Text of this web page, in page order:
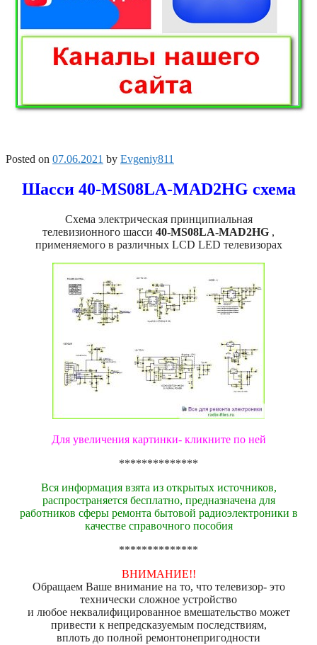
Posted on 07.06.2021 by Evgeniy811
Шасси 40-MS08LA-MAD2HG схема
Схема электрическая принципиальная
телевизионного шасси 40-MS08LA-MAD2HG ,
применяемого в различных LCD LED телевизорах
Для увеличения картинки- кликните по ней
**************
Вся информация взята из открытых источников,
распространяется бесплатно, предназначена для
работников сферы ремонта бытовой радиоэлектроники в
качестве справочного пособия
**************
ВНИМАНИЕ!!
Обращаем Ваше внимание на то, что телевизор- это
технически сложное устройство
и любое неквалифицированное вмешательство может
привести к непредсказуемым последствиям,
вплоть до полной ремонтонепригодности